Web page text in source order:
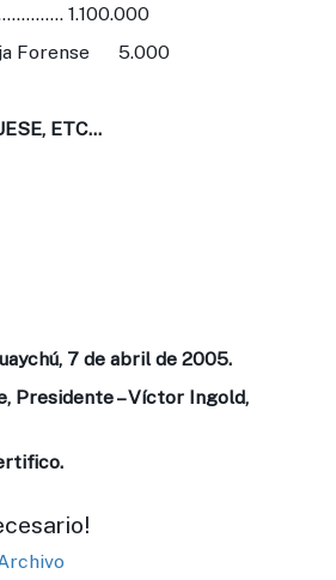
1.100.000
Forense 5.000
ETC...
7 de abril de 2005.
Presidente – Víctor Ingold,